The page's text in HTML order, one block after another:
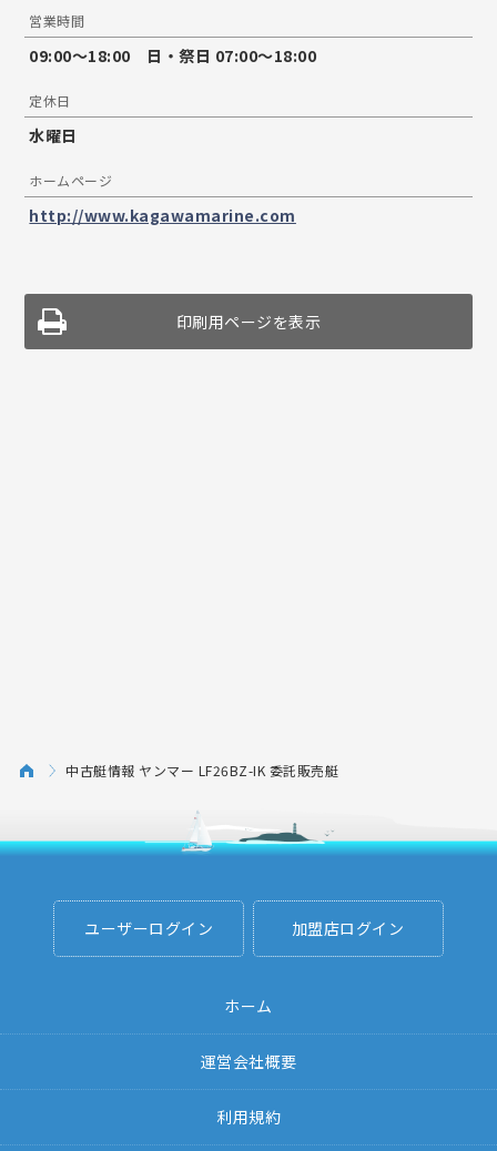
営業時間
09:00〜18:00 日・祭日 07:00〜18:00
定休日
水曜日
ホームページ
http://www.kagawamarine.com
印刷用ページを表示
中古艇情報 ヤンマー LF26BZ-IK 委託販売艇
ユーザーログイン 加盟店ログイン
ホーム
運営会社概要
利用規約